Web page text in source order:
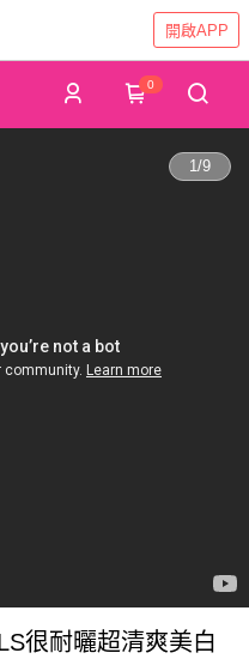
開啟APP
0
1/9
很耐曬超清爽美白